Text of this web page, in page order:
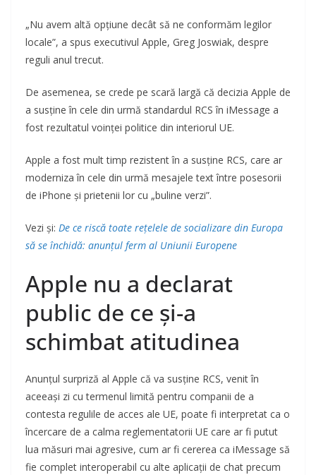
„Nu avem altă opțiune decât să ne conformăm legilor
locale”, a spus executivul Apple, Greg Joswiak, despre
reguli anul trecut.
De asemenea, se crede pe scară largă că decizia Apple de
a susține în cele din urmă standardul RCS în iMessage a
fost rezultatul voinței politice din interiorul UE.
Apple a fost mult timp rezistent în a susține RCS, care ar
moderniza în cele din urmă mesajele text între posesorii
de iPhone și prietenii lor cu „buline verzi”.
Vezi și: De ce riscă toate rețelele de socializare din Europa
să se închidă: anunțul ferm al Uniunii Europene
Apple nu a declarat
public de ce și-a
schimbat atitudinea
Anunțul surpriză al Apple că va susține RCS, venit în
aceeași zi cu termenul limită pentru companii de a
contesta regulile de acces ale UE, poate fi interpretat ca o
încercare de a calma reglementatorii UE care ar fi putut
lua măsuri mai agresive, cum ar fi cererea ca iMessage să
fie complet interoperabil cu alte aplicații de chat precum